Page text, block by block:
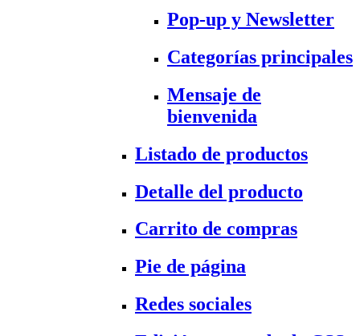
Pop-up y Newsletter
Categorías principales
Mensaje de
bienvenida
Listado de productos
Detalle del producto
Carrito de compras
Pie de página
Redes sociales